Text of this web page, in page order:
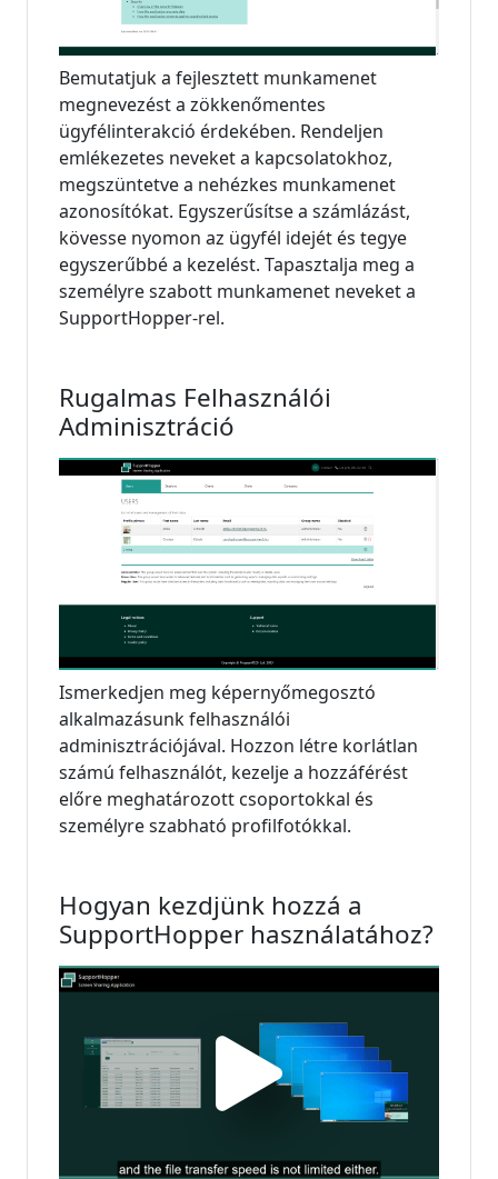
Bemutatjuk a fejlesztett munkamenet
megnevezést a zökkenőmentes
ügyfélinterakció érdekében. Rendeljen
emlékezetes neveket a kapcsolatokhoz,
megszüntetve a nehézkes munkamenet
azonosítókat. Egyszerűsítse a számlázást,
kövesse nyomon az ügyfél idejét és tegye
egyszerűbbé a kezelést. Tapasztalja meg a
személyre szabott munkamenet neveket a
SupportHopper-rel.
Rugalmas Felhasználói
Adminisztráció
Ismerkedjen meg képernyőmegosztó
alkalmazásunk felhasználói
adminisztrációjával. Hozzon létre korlátlan
számú felhasználót, kezelje a hozzáférést
előre meghatározott csoportokkal és
személyre szabható profilfotókkal.
Hogyan kezdjünk hozzá a
SupportHopper használatához?